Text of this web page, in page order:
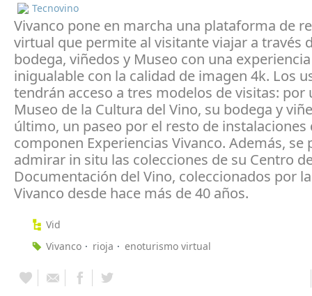
Tecnovino
Vivanco pone en marcha una plataforma de
virtual que permite al visitante viajar a través
bodega, viñedos y Museo con una
inigualable con la calidad de imagen 4k. Los
tendrán acceso a tres modelos de visitas: por
Museo de la Cultura del Vino, su bodega y
último, un paseo por el resto de instalaciones
componen Experiencias Vivanco. Además, se
admirar in situ las colecciones de su Centro
Documentación del Vino, coleccionados por
Vivanco desde hace más de 40 años.
Vid
Vivanco
rioja enoturismo virtual